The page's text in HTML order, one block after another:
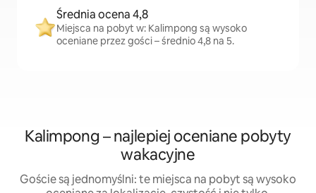
Średnia ocena 4,8
Miejsca na pobyt w: Kalimpong są wysoko
oceniane przez gości – średnio 4,8 na 5.
Kalimpong – najlepiej oceniane pobyty
wakacyjne
Goście są jednomyślni: te miejsca na pobyt są wysoko